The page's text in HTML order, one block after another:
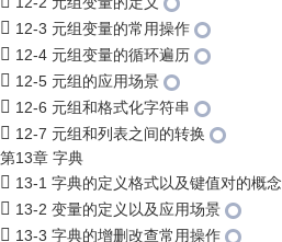
12-3 元组变量的常用操作
12-4 元组变量的循环遍历
12-5 元组的应用场景
12-6 元组和格式化字符串
12-7 元组和列表之间的转换
第13章 字典
13-1 字典的定义格式以及键值对的概念
13-2 变量的定义以及应用场景
13-3 字典的增删改查常用操作